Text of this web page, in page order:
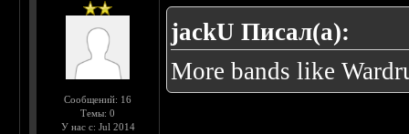
Сообщений: 16
Темы: 0
У нас с: Jul 2014
jackU Писал(а):
More bands like